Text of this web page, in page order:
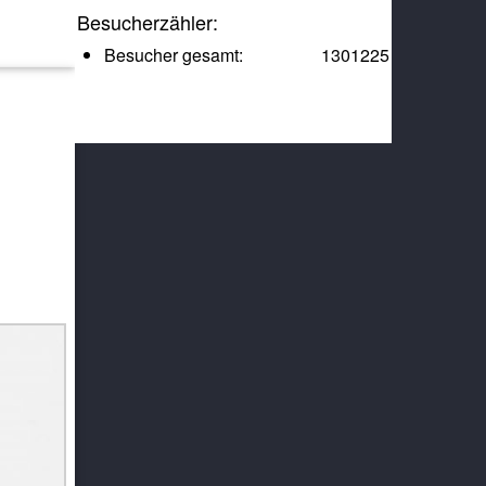
Besucherzähler:
1301225
Besucher gesamt: